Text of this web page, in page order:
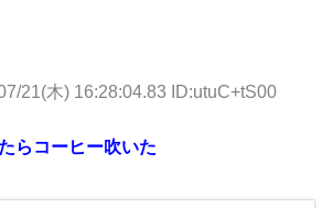
21(木) 16:28:04.83 ID:utuC+tS00
らコーヒー吹いた